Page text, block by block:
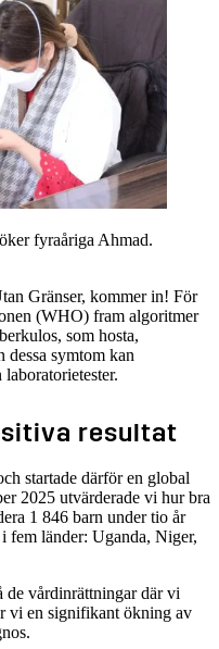
fyraåriga Ahmad.
Gränser, kommer in! För
(WHO) fram algoritmer
som hosta,
symtom kan
resultat
startade därför en global
2025 utvärderade vi hur bra
1 846 barn under tio år
fem länder: Uganda, Niger,
de vårdinrättningar där vi
vi en signifikant ökning av